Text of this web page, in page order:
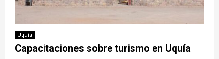
Uquía
Capacitaciones sobre turismo en Uquía